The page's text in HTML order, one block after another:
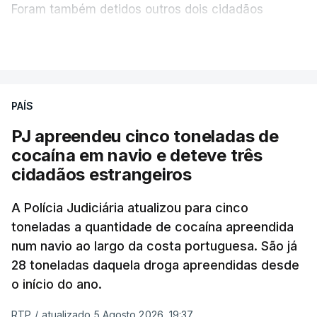
c/ Lusa
Foram também detidos outros dois cidadãos
O elemento da tripulação encontrado morto
único detido que poderia dar mais informações
O corpo foi encontrado pelos guardas prisionais
pelas 8h00 desta quarta-feira. A RTP apurou que
não existe videovigilância nas celas, mas há
câmaras nos corredores das instalações.
Em resposta à RTP, a Direção-Geral de Reinserção
PAÍS
PJ apreendeu cinco toneladas de
cocaína em navio e deteve três
cidadãos estrangeiros
A Polícia Judiciária atualizou para cinco
toneladas a quantidade de cocaína apreendida
num navio ao largo da costa portuguesa. São já
28 toneladas daquela droga apreendidas desde
o início do ano.
RTP / atualizado 5 Agosto 2026, 19:37